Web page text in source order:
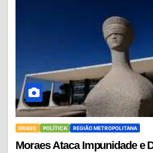
BRASIL POLÍTICA REGIÃO METROPOLITANA
Moraes Ataca Impunidade e